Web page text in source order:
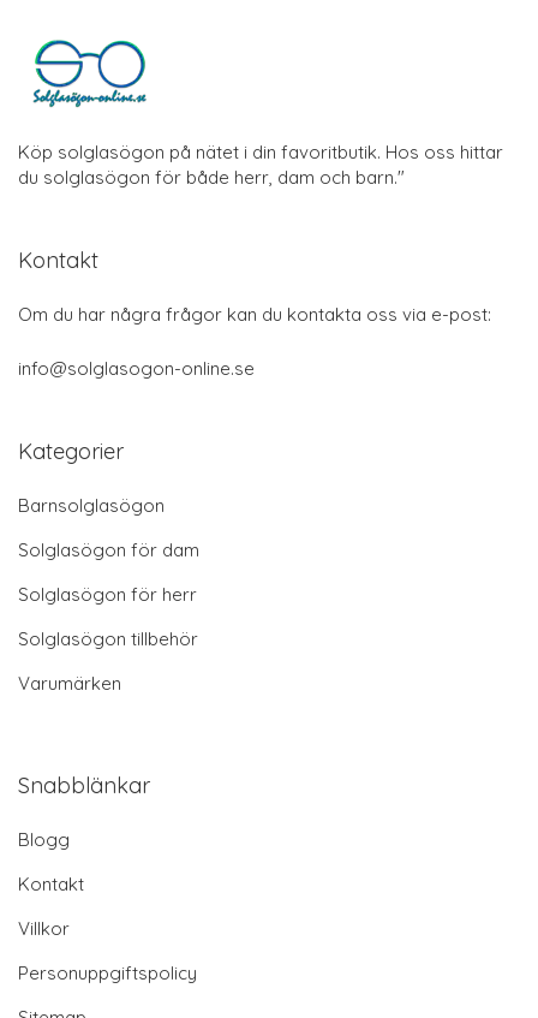
Köp solglasögon på nätet i din favoritbutik. Hos oss hittar
du solglasögon för både herr, dam och barn."
Kontakt
Om du har några frågor kan du kontakta oss via e-post:
info@solglasogon-online.se
Kategorier
Barnsolglasögon
Solglasögon för dam
Solglasögon för herr
Solglasögon tillbehör
Varumärken
Snabblänkar
Blogg
Kontakt
Villkor
Personuppgiftspolicy